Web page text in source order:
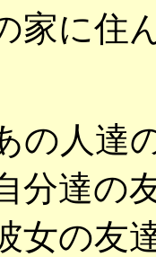
家に
人達
達の
の友